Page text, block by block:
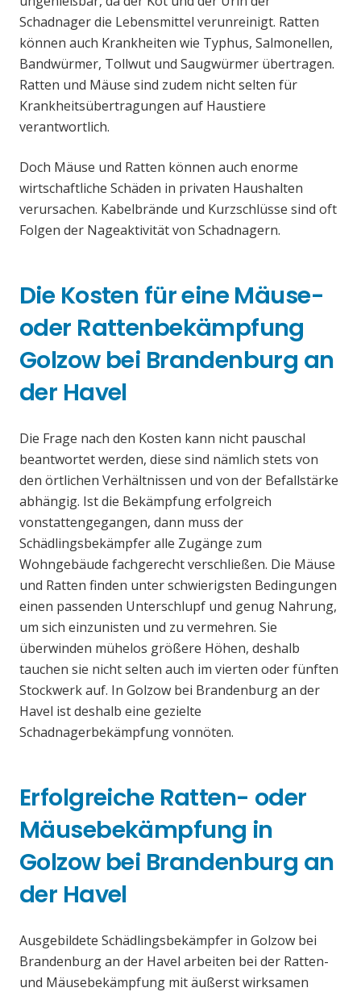
Schadnager die Lebensmittel verunreinigt. Ratten
können auch Krankheiten wie Typhus, Salmonellen,
Bandwürmer, Tollwut und Saugwürmer übertragen.
Ratten und Mäuse sind zudem nicht selten für
Krankheitsübertragungen auf Haustiere
verantwortlich.
Doch Mäuse und Ratten können auch enorme
wirtschaftliche Schäden in privaten Haushalten
verursachen. Kabelbrände und Kurzschlüsse sind oft
Folgen der Nageaktivität von Schadnagern.
Die Kosten für eine Mäuse-
oder Rattenbekämpfung
Golzow bei Brandenburg an
der Havel
Die Frage nach den Kosten kann nicht pauschal
beantwortet werden, diese sind nämlich stets von
den örtlichen Verhältnissen und von der Befallstärke
abhängig. Ist die Bekämpfung erfolgreich
vonstattengegangen, dann muss der
Schädlingsbekämpfer alle Zugänge zum
Wohngebäude fachgerecht verschließen. Die Mäuse
und Ratten finden unter schwierigsten Bedingungen
einen passenden Unterschlupf und genug Nahrung,
um sich einzunisten und zu vermehren. Sie
überwinden mühelos größere Höhen, deshalb
tauchen sie nicht selten auch im vierten oder fünften
Stockwerk auf. In Golzow bei Brandenburg an der
Havel ist deshalb eine gezielte
Schadnagerbekämpfung vonnöten.
Erfolgreiche Ratten- oder
Mäusebekämpfung in
Golzow bei Brandenburg an
der Havel
Ausgebildete Schädlingsbekämpfer in Golzow bei
Brandenburg an der Havel arbeiten bei der Ratten-
und Mäusebekämpfung mit äußerst wirksamen